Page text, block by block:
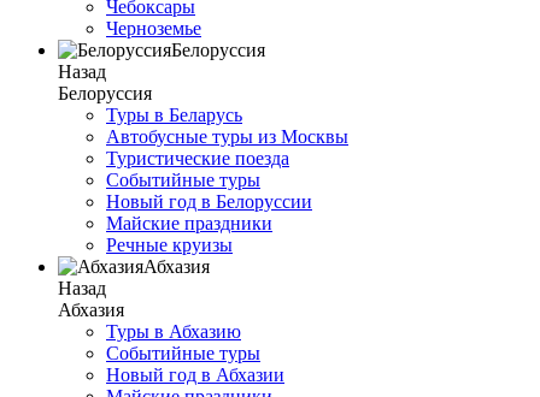
Чебоксары
Черноземье
Белоруссия
Назад
Белоруссия
Туры в Беларусь
Автобусные туры из Москвы
Туристические поезда
Событийные туры
Новый год в Белоруссии
Майские праздники
Речные круизы
Абхазия
Назад
Абхазия
Туры в Абхазию
Событийные туры
Новый год в Абхазии